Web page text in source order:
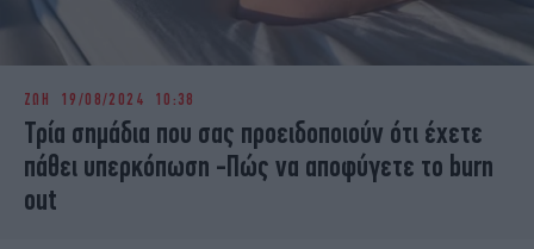
ΖΩΗ 19/08/2024 10:38
Τρία σημάδια που σας προειδοποιούν ότι έχετε
πάθει υπερκόπωση -Πώς να αποφύγετε το burn
out